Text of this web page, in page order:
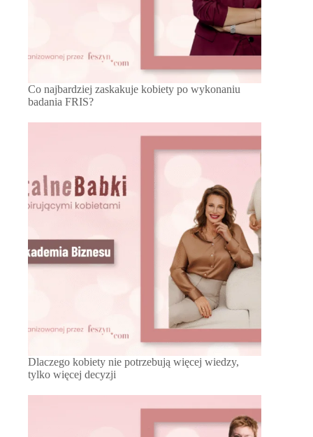
Co najbardziej zaskakuje kobiety po wykonaniu
badania FRIS?
Dlaczego kobiety nie potrzebują więcej wiedzy,
tylko więcej decyzji